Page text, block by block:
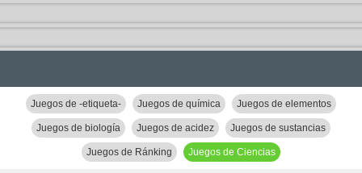
Juegos de -etiqueta- Juegos de química Juegos de elementos
Juegos de biología Juegos de acidez Juegos de sustancias
Juegos de Ránking Juegos de Ciencias